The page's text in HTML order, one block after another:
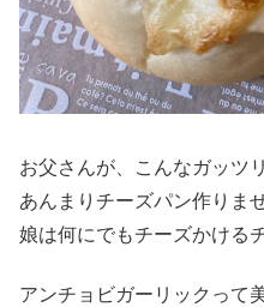
お父さんが、こんなガッツ
あんまりチーズパン作りま
娘は何にでもチーズかける
アンチョビガーリックって